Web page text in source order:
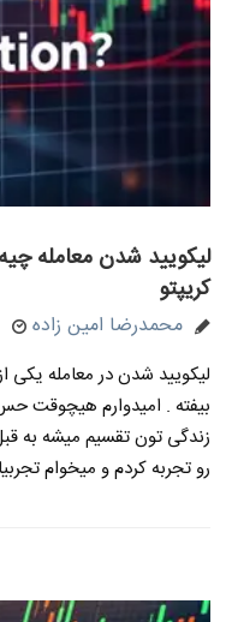
لیکویید شدن معامله
کریپتو
محمدرضا امین زاده
لیکویید شدن در معامله یکی
بیفته . امیدوارم هیچوقت
زندگی تون تقسیم میشه به
رو تجربه کردم و میخوام